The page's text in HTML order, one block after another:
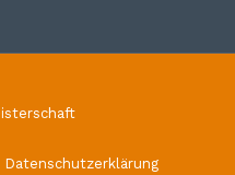
Datenschutzerklärung